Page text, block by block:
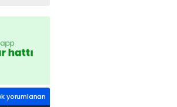
yorumlanan
Web TV
Caddesi, Beşiroğlu Altın Han Kat: 1
(BİLKAR)Gebze - KOCAELİ